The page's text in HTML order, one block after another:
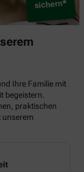
sichern*
Ihre Familie mit
begeistern.
praktischen
unserem